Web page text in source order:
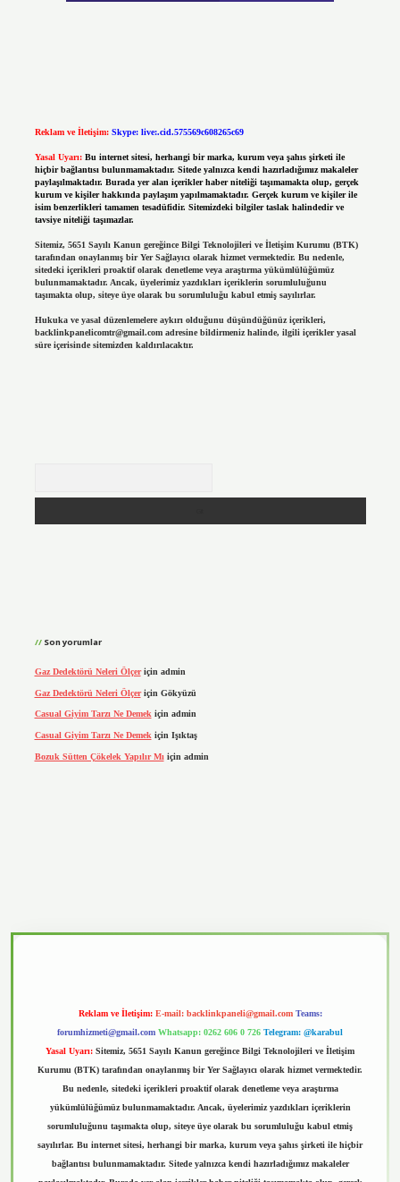
Reklam ve İletişim: Skype: live:.cid.575569c608265c69
Yasal Uyarı: Bu internet sitesi, herhangi bir marka, kurum veya şahıs şirketi ile
hiçbir bağlantısı bulunmamaktadır. Sitede yalnızca kendi hazırladığımız makaleler
paylaşılmaktadır. Burada yer alan içerikler haber niteliği taşımamakta olup, gerçek
kurum ve kişiler hakkında paylaşım yapılmamaktadır. Gerçek kurum ve kişiler ile
isim benzerlikleri tamamen tesadüfidir. Sitemizdeki bilgiler taslak halindedir ve
tavsiye niteliği taşımazlar.
Sitemiz, 5651 Sayılı Kanun gereğince Bilgi Teknolojileri ve İletişim Kurumu (BTK)
tarafından onaylanmış bir Yer Sağlayıcı olarak hizmet vermektedir. Bu nedenle,
sitedeki içerikleri proaktif olarak denetleme veya araştırma yükümlülüğümüz
bulunmamaktadır. Ancak, üyelerimiz yazdıkları içeriklerin sorumluluğunu
taşımakta olup, siteye üye olarak bu sorumluluğu kabul etmiş sayılırlar.
Hukuka ve yasal düzenlemelere aykırı olduğunu düşündüğünüz içerikleri,
backlinkpanelicomtr@gmail.comadresine bildirmeniz halinde, ilgili içerikler yasal
süre içerisinde sitemizden kaldırılacaktır.
Son yorumlar
Gaz Dedektörü Neleri Ölçeriçin admin
Gaz Dedektörü Neleri Ölçeriçin Gökyüzü
Casual Giyim Tarzı Ne Demekiçin admin
Casual Giyim Tarzı Ne Demek için Işıktaş
Bozuk Sütten Çökelek Yapılır Mı için admin
Reklam ve İletişim: E-mail: backlinkpaneli@gmail.com Teams:
forumhizmeti@gmail.com Whatsapp: 0262 606 0 726 Telegram: @karabul
Yasal Uyarı: Sitemiz, 5651 Sayılı Kanun gereğince Bilgi Teknolojileri ve İletişim
Kurumu (BTK) tarafından onaylanmış bir Yer Sağlayıcı olarak hizmet vermektedir.
Bu nedenle, sitedeki içerikleri proaktif olarak denetleme veya araştırma
yükümlülüğümüz bulunmamaktadır. Ancak, üyelerimiz yazdıkları içeriklerin
sorumluluğunu taşımakta olup, siteye üye olarak bu sorumluluğu kabul etmiş
sayılırlar. Bu internet sitesi, herhangi bir marka, kurum veya şahıs şirketi ile hiçbir
bağlantısı bulunmamaktadır. Sitede yalnızca kendi hazırladığımız makaleler